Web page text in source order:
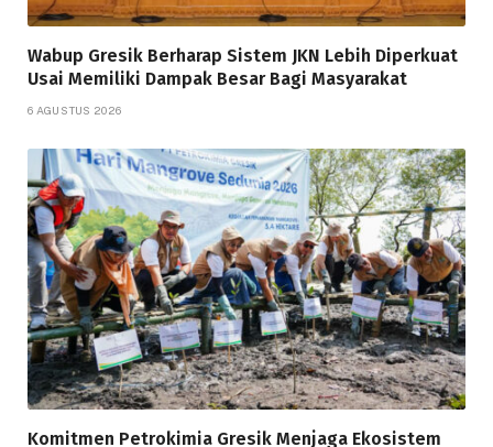
Wabup Gresik Berharap Sistem JKN Lebih Diperkuat
Usai Memiliki Dampak Besar Bagi Masyarakat
6 AGUSTUS 2026
Komitmen Petrokimia Gresik Menjaga Ekosistem